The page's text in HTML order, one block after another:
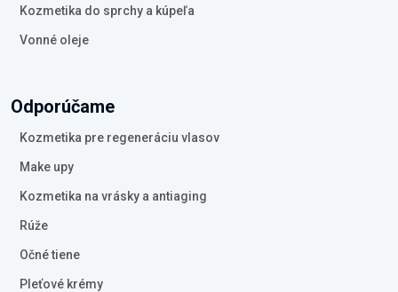
Kozmetika do sprchy a kúpeľa
Vonné oleje
Odporúčame
Kozmetika pre regeneráciu vlasov
Make upy
Kozmetika na vrásky a antiaging
Rúže
Očné tiene
Pleťové krémy